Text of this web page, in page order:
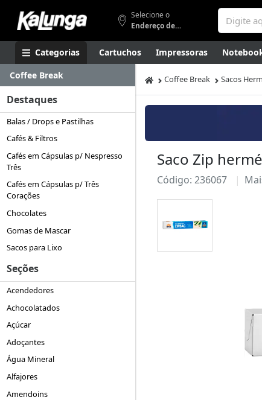
Selecione o
Endereço de entrega
Categorias Cartuchos Impressoras
Apresentação Smartphones Artes Gamers
Coffee Break
Destaques
Balas / Drops e Pastilhas
Cafés & Filtros
Cafés em Cápsulas p/ Nespresso
Três
Cafés em Cápsulas p/ Três
Corações
Chocolates
Gomas de Mascar
Sacos para Lixo
Seções
Acendedores
Achocolatados
Açúcar
Adoçantes
Água Mineral
Alfajores
Amendoins
Coffee Break Sacos
Saco Zip
Código: 236067